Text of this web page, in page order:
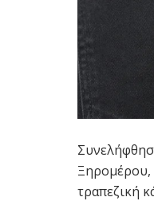
Ξηρομέρου,
τραπεζική